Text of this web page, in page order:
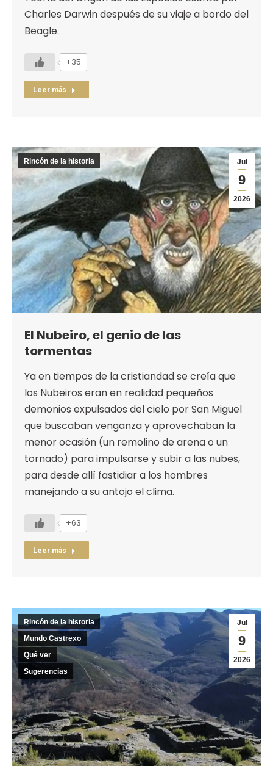
Charles Darwin después de su viaje a bordo del
Beagle.
+35
Leer más
Jul
9
2026
Rincón de la historia
El Nubeiro, el genio de las
tormentas
Ya en tiempos de la cristiandad se creía que
los Nubeiros eran en realidad pequeños
demonios expulsados del cielo por San Miguel
que buscaban venganza y aprovechaban la
menor ocasión (un remolino de arena o un
tornado) para impulsarse y subir a las nubes,
para desde allí fastidiar a los hombres
manejando a su antojo el clima.
+63
Leer más
Jul
9
2026
Rincón de la historia
Mundo Castrexo
Qué ver
Sugerencias